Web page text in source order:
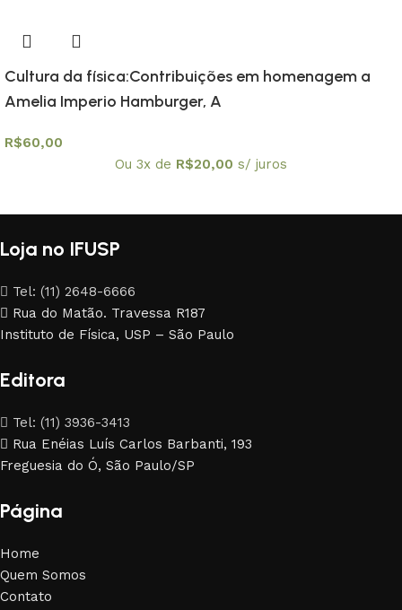
Cultura da física:Contribuições em homenagem a
Amelia Imperio Hamburger, A
R$60,00
Ou 3x de R$20,00 s/ juros
Loja no IFUSP
Tel: (11) 2648-6666
Rua do Matão. Travessa R187
Instituto de Física, USP – São Paulo
Editora
Tel: (11) 3936-3413
Rua Enéias Luís Carlos Barbanti, 193
Freguesia do Ó, São Paulo/SP
Página
Home
Quem Somos
Contato